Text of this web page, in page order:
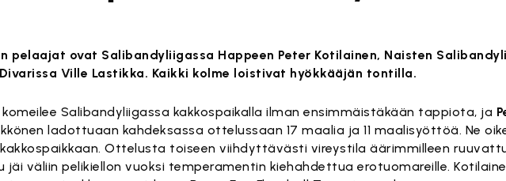
pelaajat ovat Salibandyliigassa Happeen Peter Kotilainen, Naisten
Ville Lastikka. Kaikki kolme loistivat hyökkääjän tontilla.
komeilee Salibandyliigassa kakkospaikalla ilman ensimmäistäkään tappiota, ja
ladottuaan kahdeksassa ottelussaan 17 maalia ja 11 maalisyöttöä. Ne
Ottelusta toiseen viihdyttävästi vireystila äärimmilleen
jäi väliin pelikiellon vuoksi temperamentin kiehahdettua erotuomareille.